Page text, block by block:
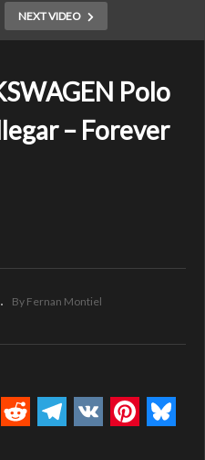
NEXT VIDEO
Polo
– Forever
By Fernan Montiel